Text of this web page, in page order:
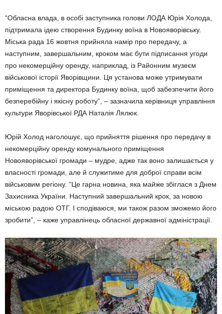
“Обласна влада, в особі заступника голови ЛОДА Юрія Холода,
підтримала ідею створення Будинку воїна в Новояворівську.
Міська рада 16 жовтня прийняла намір про передачу, а
наступним, завершальним, кроком має бути підписання угоди
про некомерційну оренду, наприклад, із Районним музеєм
військової історії Яворівщини. Ця установа може утримувати
приміщення та директора Будинку воїна, щоб забезпечити його
безперебійну і якісну роботу”, – зазначила керівниця управління
культури Яворівської РДА Наталія Лялюк.
Юрій Холод наголошує, що прийняття рішення про передачу в
некомерційну оренду комунального приміщення
Новояворівської громади – мудре, адже так воно залишається у
власності громади, але й служитиме для доброї справи всім
військовим регіону. “Це гарна новина, яка майже збіглася з Днем
Захисника України. Наступний завершальний крок, за новою
міською радою ОТГ. І сподіваюся, ми також разом зможемо його
зробити”, – каже управлінець обласної державної адміністрації.